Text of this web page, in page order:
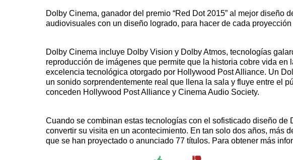
Dolby Cinema, ganador del premio “Red Dot 2015” al mejor
audiovisuales con un diseño logrado, para hacer de cada
Dolby Cinema incluye Dolby Vision y Dolby Atmos, tecnologías
reproducción de imágenes que permite que la historia cobre vida
excelencia tecnológica otorgado por Hollywood Post Alliance. Un
un sonido sorprendentemente real que llena la sala y fluye entre el
conceden Hollywood Post Alliance y Cinema Audio Society.
Cuando se combinan estas tecnologías con el sofisticado diseño
convertir su visita en un acontecimiento. En tan solo dos años, más
que se han proyectado o anunciado 77 títulos. Para obtener más